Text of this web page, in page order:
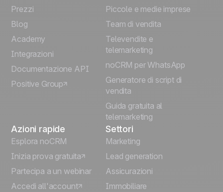
Español
Português
Deutsch
Prezzi
Blog
Academy
Integrazioni
Documentazione API
Positive Group
Piccole e medie imprese
Team di vendita
Televendite e
telemarketing
noCRM per WhatsApp
Generatore di script di
vendita
Guida gratuita al
telemarketing
Azioni rapide
Esplora noCRM
Inizia prova gratuita
Partecipa a un webinar
Accedi all'account
Settori
Marketing
Lead generation
Assicurazioni
Immobiliare